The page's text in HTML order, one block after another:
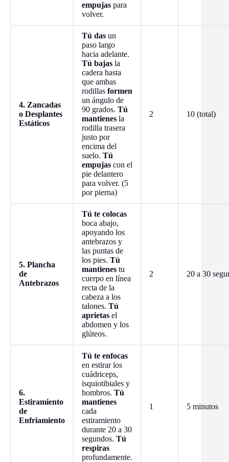
empujas para
volver.
4. Zancadas
o Desplantes
Estáticos
Tú das un
paso largo
hacia adelante.
Tú bajas la
cadera hasta
que ambas
rodillas formen
un ángulo de
90 grados. Tú
mantienes la
rodilla trasera
justo por
encima del
suelo. Tú
empujas con el
pie delantero
para volver. (5
por pierna)
2 10 (total)
5. Plancha
de
Antebrazos
Tú te colocas
boca abajo,
apoyando los
antebrazos y
las puntas de
los pies. Tú
mantienes tu
cuerpo en línea
recta de la
cabeza a los
talones. Tú
aprietas el
abdomen y los
glúteos.
2 20 a 30
6.
Estiramiento
de
Enfriamiento
Tú te enfocas
en estirar los
cuádriceps,
isquiotibiales y
hombros. Tú
mantienes
cada
estiramiento
durante 20 a 30
segundos. Tú
respiras
profundamente.
1 5 minutos